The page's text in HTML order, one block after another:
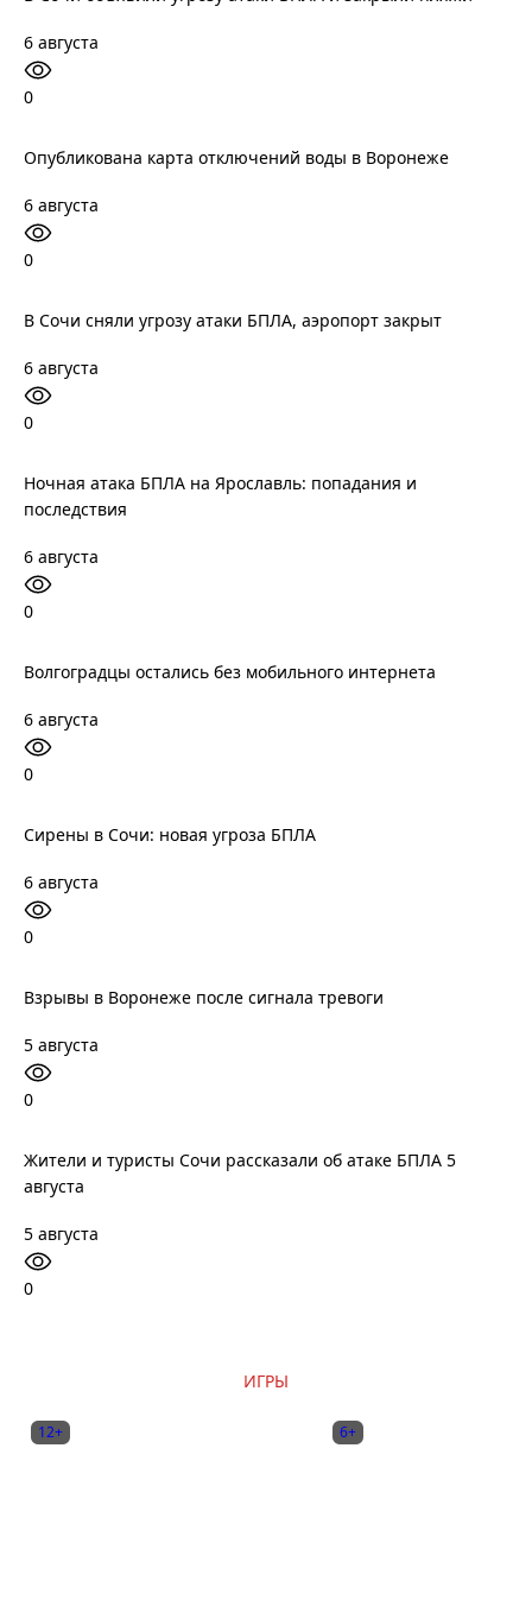
6 августа
0
Опубликована карта отключений воды в Воронеже
6 августа
0
В Сочи сняли угрозу атаки БПЛА, аэропорт закрыт
6 августа
0
Ночная атака БПЛА на Ярославль: попадания и
последствия
6 августа
0
Волгоградцы остались без мобильного интернета
6 августа
0
Сирены в Сочи: новая угроза БПЛА
6 августа
0
Взрывы в Воронеже после сигнала тревоги
5 августа
0
Жители и туристы Сочи рассказали об атаке БПЛА 5
августа
5 августа
0
ИГРЫ
12+ 6+